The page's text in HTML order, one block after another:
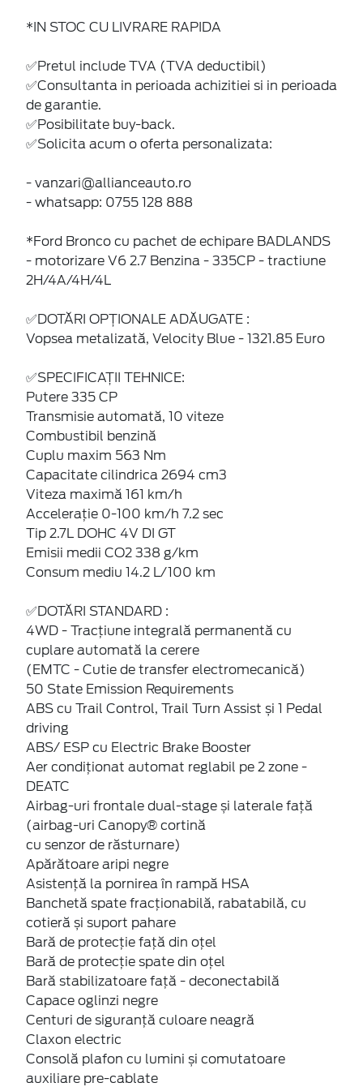
*IN STOC CU LIVRARE RAPIDA
✅Pretul include TVA (TVA deductibil)
✅Consultanta in perioada achizitiei si in perioada
de garantie.
✅Posibilitate buy-back.
✅Solicita acum o oferta personalizata:
- vanzari@allianceauto.ro
- whatsapp: 0755 128 888
*Ford Bronco cu pachet de echipare BADLANDS
- motorizare V6 2.7 Benzina - 335CP - tractiune
2H/4A/4H/4L
✅DOTĂRI OPȚIONALE ADĂUGATE :
Vopsea metalizată, Velocity Blue - 1321.85 Euro
✅SPECIFICAȚII TEHNICE:
Putere 335 CP
Transmisie automată, 10 viteze
Combustibil benzină
Cuplu maxim 563 Nm
Capacitate cilindrica 2694 cm3
Viteza maximă 161 km/h
Accelerație 0-100 km/h 7.2 sec
Tip 2.7L DOHC 4V DI GT
Emisii medii CO2 338 g/km
Consum mediu 14.2 L/100 km
✅DOTĂRI STANDARD :
4WD - Tracțiune integrală permanentă cu
cuplare automată la cerere
(EMTC - Cutie de transfer electromecanică)
50 State Emission Requirements
ABS cu Trail Control, Trail Turn Assist și 1 Pedal
driving
ABS/ ESP cu Electric Brake Booster
Aer condiționat automat reglabil pe 2 zone -
DEATC
Airbag-uri frontale dual-stage și laterale față
(airbag-uri Canopy® cortină
cu senzor de răsturnare)
Apărătoare aripi negre
Asistență la pornirea în rampă HSA
Banchetă spate fracționabilă, rabatabilă, cu
cotieră și suport pahare
Bară de protecție față din oțel
Bară de protecție spate din oțel
Bară stabilizatoare față - deconectabilă
Capace oglinzi negre
Centuri de siguranță culoare neagră
Claxon electric
Consolă plafon cu lumini și comutatoare
auxiliare pre-cablate